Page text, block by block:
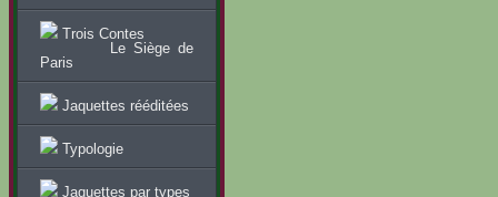
Trois Contes
Le Siège de
Paris
Jaquettes rééditées
Typologie
Jaquettes par types